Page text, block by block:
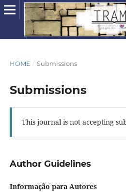
HOME / Submissions
Submissions
This journal is not accepting
Author Guidelines
Informação para Autores